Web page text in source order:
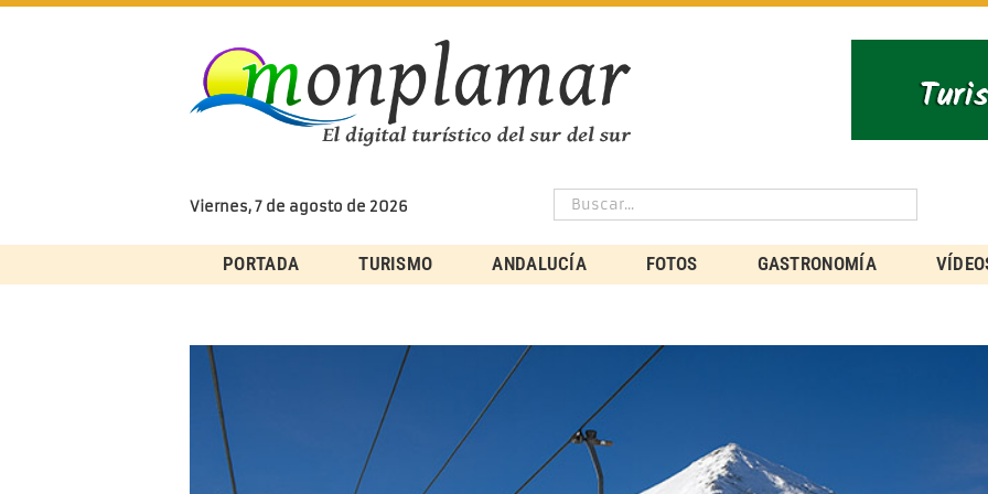
Skip
Viernes, 7 de agosto de 2026
PORTADA TURISMO ANDALUCÍA FOTOS GASTRONOMÍA